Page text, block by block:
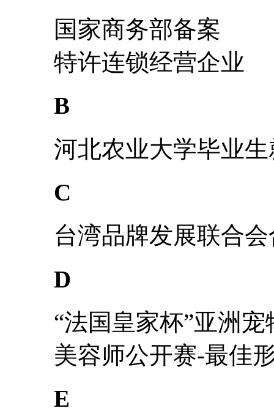
国家商务部备案
特许连锁经营企业
B
河北农业大学毕业
C
台湾品牌发展联合
D
“法国皇家杯”亚洲宠
美容师公开赛-最佳
E